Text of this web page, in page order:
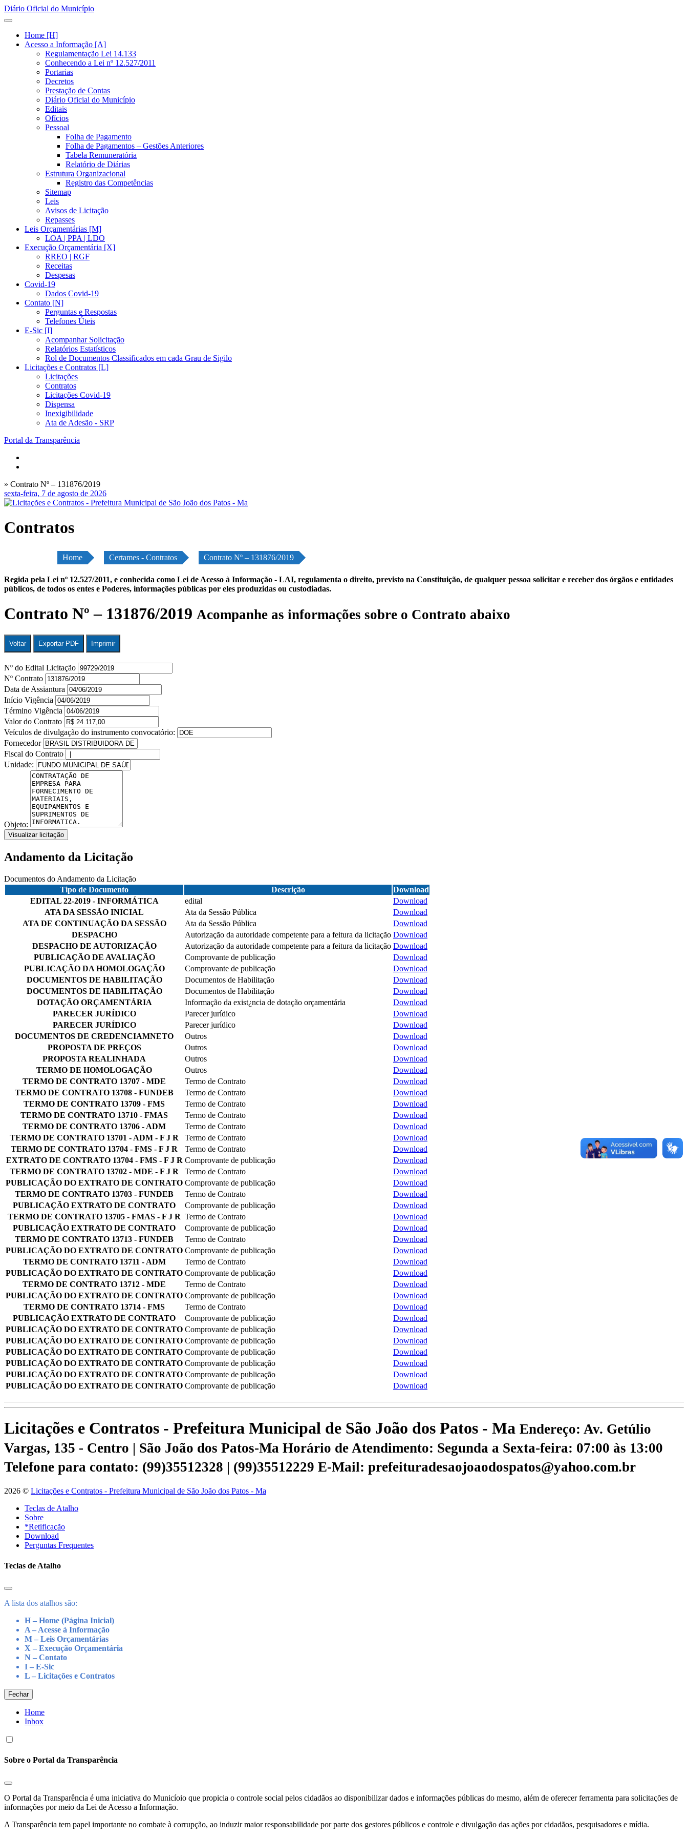
Diário Oficial do Município
Home [H]
Acesso a Informação [A]
Regulamentação Lei 14.133
Conhecendo a Lei nº 12.527/2011
Portarias
Decretos
Prestação de Contas
Diário Oficial do Município
Editais
Ofícios
Pessoal
Folha de Pagamento
Folha de Pagamentos – Gestões Anteriores
Tabela Remuneratória
Relatório de Diárias
Estrutura Organizacional
Registro das Competências
Sitemap
Leis
Avisos de Licitação
Repasses
Leis Orçamentárias [M]
LOA | PPA | LDO
Execução Orçamentária [X]
RREO | RGF
Receitas
Despesas
Covid-19
Dados Covid-19
Contato [N]
Perguntas e Respostas
Telefones Úteis
E-Sic [I]
Acompanhar Solicitação
Relatórios Estatísticos
Rol de Documentos Classificados em cada Grau de Sigilo
Licitações e Contratos [L]
Licitações
Contratos
Licitações Covid-19
Dispensa
Inexigibilidade
Ata de Adesão - SRP
Portal da Transparência
» Contrato Nº – 131876/2019
sexta-feira, 7 de agosto de 2026
Contratos
Home Certames - Contratos Contrato Nº – 131876/2019
Regida pela Lei nº 12.527/2011, e conhecida como Lei de Acesso à Informação - LAI, regulamenta o direito, previsto na Constituição, de qualquer pessoa solicitar e receber dos órgãos e entidades
públicos, de todos os entes e Poderes, informações públicas por eles produzidas ou custodiadas.
Contrato Nº – 131876/2019 Acompanhe as informações sobre o Contrato abaixo
Voltar Exportar PDF Imprimir
Nº do Edital Licitação
Nº Contrato
Data de Assiantura
Início Vigência
Término Vigência
Valor do Contrato
Veículos de divulgação do instrumento convocatório:
Fornecedor
Fiscal do Contrato
Unidade:
Objeto:
Visualizar licitação
Andamento da Licitação
Documentos do Andamento da Licitação
Tipo de Documento
Descrição
Download
EDITAL 22-2019 - INFORMÁTICA
edital
Download
ATA DA SESSÃO INICIAL
Ata da Sessão Pública
Download
ATA DE CONTINUAÇÃO DA SESSÃO
Ata da Sessão Pública
Download
DESPACHO
Autorização da autoridade competente para a feitura da licitação Download
DESPACHO DE AUTORIZAÇÃO
Autorização da autoridade competente para a feitura da licitação Download
PUBLICAÇÃO DE AVALIAÇÃO
Comprovante de publicação
Download
PUBLICAÇÃO DA HOMOLOGAÇÃO
Comprovante de publicação
Download
DOCUMENTOS DE HABILITAÇÃO
Documentos de Habilitação
Download
DOCUMENTOS DE HABILITAÇÃO
Documentos de Habilitação
Download
DOTAÇÃO ORÇAMENTÁRIA
Informação da exist¿ncia de dotação orçamentária
Download
PARECER JURÍDICO
Parecer jurídico
Download
PARECER JURÍDICO
Parecer jurídico
Download
DOCUMENTOS DE CREDENCIAMNETO
Outros
Download
PROPOSTA DE PREÇOS
Outros
Download
PROPOSTA REALINHADA
Outros
Download
TERMO DE HOMOLOGAÇÃO
Outros
Download
TERMO DE CONTRATO 13707 - MDE
Termo de Contrato
Download
TERMO DE CONTRATO 13708 - FUNDEB
Termo de Contrato
Download
TERMO DE CONTRATO 13709 - FMS
Termo de Contrato
Download
TERMO DE CONTRATO 13710 - FMAS
Termo de Contrato
Download
TERMO DE CONTRATO 13706 - ADM
Termo de Contrato
Download
TERMO DE CONTRATO 13701 - ADM - F J R
Termo de Contrato
Download
TERMO DE CONTRATO 13704 - FMS - F J R
Termo de Contrato
Download
EXTRATO DE CONTRATO 13704 - FMS - F J R Comprovante de publicação
Download
TERMO DE CONTRATO 13702 - MDE - F J R
Termo de Contrato
Download
PUBLICAÇÃO DO EXTRATO DE CONTRATO Comprovante de publicação
Download
TERMO DE CONTRATO 13703 - FUNDEB
Termo de Contrato
Download
PUBLICAÇÃO EXTRATO DE CONTRATO
Comprovante de publicação
Download
TERMO DE CONTRATO 13705 - FMAS - F J R Termo de Contrato
Download
PUBLICAÇÃO EXTRATO DE CONTRATO
Comprovante de publicação
Download
TERMO DE CONTRATO 13713 - FUNDEB
Termo de Contrato
Download
PUBLICAÇÃO DO EXTRATO DE CONTRATO Comprovante de publicação
Download
TERMO DE CONTRATO 13711 - ADM
Termo de Contrato
Download
PUBLICAÇÃO DO EXTRATO DE CONTRATO Comprovante de publicação
Download
TERMO DE CONTRATO 13712 - MDE
Termo de Contrato
Download
PUBLICAÇÃO DO EXTRATO DE CONTRATO Comprovante de publicação
Download
TERMO DE CONTRATO 13714 - FMS
Termo de Contrato
Download
PUBLICAÇÃO EXTRATO DE CONTRATO
Comprovante de publicação
Download
PUBLICAÇÃO DO EXTRATO DE CONTRATO Comprovante de publicação
Download
PUBLICAÇÃO DO EXTRATO DE CONTRATO Comprovante de publicação
Download
PUBLICAÇÃO DO EXTRATO DE CONTRATO Comprovante de publicação
Download
PUBLICAÇÃO DO EXTRATO DE CONTRATO Comprovante de publicação
Download
PUBLICAÇÃO DO EXTRATO DE CONTRATO Comprovante de publicação
Download
PUBLICAÇÃO DO EXTRATO DE CONTRATO Comprovante de publicação Download
Licitações e Contratos - Prefeitura Municipal de São João dos Patos - Ma Endereço: Av. Getúlio
Vargas, 135 - Centro | São João dos Patos-Ma Horário de Atendimento: Segunda a Sexta-feira: 07:00 às 13:00
Telefone para contato: (99)35512328 | (99)35512229 E-Mail: prefeituradesaojoaodospatos@yahoo.com.br
2026 © Licitações e Contratos - Prefeitura Municipal de São João dos Patos - Ma
Teclas de Atalho
Sobre
*Retificação
Download
Perguntas Frequentes
Teclas de Atalho
A lista dos atalhos são:
H – Home (Página Inicial)
A – Acesse à Informação
M – Leis Orçamentárias
X – Execução Orçamentária
N – Contato
I – E-Sic
L – Licitações e Contratos
Fechar
Home
Inbox
Sobre o Portal da Transparência
O Portal da Transparência é uma iniciativa do Municíoio que propicia o controle social pelos cidadãos ao disponibilizar dados e informações públicas do mesmo, além de oferecer ferramenta para solicitações de
informações por meio da Lei de Acesso a Informação.
A Transparência tem papel importante no combate à corrupção, ao induzir maior responsabilidade por parte dos gestores públicos e controle e divulgação das ações por cidadãos, pesquisadores e mídia.